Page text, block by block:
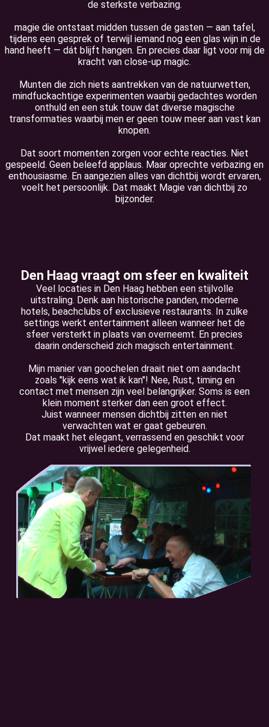
de sterkste verbazing.
magie die ontstaat midden tussen de gasten — aan tafel,
tijdens een gesprek of terwijl iemand nog een glas wijn in de
hand heeft — dát blijft hangen. En precies daar ligt voor mij de
kracht van close-up magic.
Munten die zich niets aantrekken van de natuurwetten,
mindfuckachtige experimenten waarbij gedachtes worden
onthuld en een stuk touw dat diverse magische
transformaties waarbij men er geen touw meer aan vast kan
knopen.
Dat soort momenten zorgen voor echte reacties. Niet
gespeeld. Geen beleefd applaus. Maar oprechte verbazing en
enthousiasme. En aangezien alles van dichtbij wordt ervaren,
voelt het persoonlijk. Dat maakt Magie van dichtbij zo
bijzonder.
Den Haag vraagt om sfeer en kwaliteit
Veel locaties in Den Haag hebben een stijlvolle
uitstraling. Denk aan historische panden, moderne
hotels, beachclubs of exclusieve restaurants. In zulke
settings werkt entertainment alleen wanneer het de
sfeer versterkt in plaats van overneemt. En precies
daarin onderscheid zich magisch entertainment.
Mijn manier van goochelen draait niet om aandacht
zoals "kijk eens wat ik kan"! Nee, Rust, timing en
contact met mensen zijn veel belangrijker. Soms is een
klein moment sterker dan een groot effect.
Juist wanneer mensen dichtbij zitten en niet
verwachten wat er gaat gebeuren.
Dat maakt het elegant, verrassend en geschikt voor
vrijwel iedere gelegenheid.